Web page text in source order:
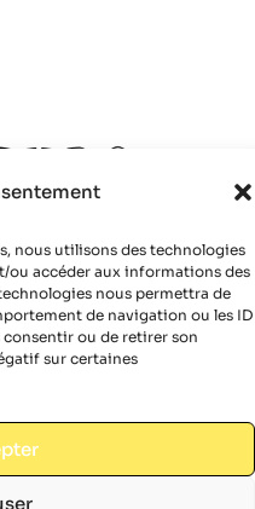
nous utilisons des technologies
ou accéder aux informations des
nous permettra de
de navigation ou les ID
consentir ou de retirer son
sur certaines
Boulevardenil